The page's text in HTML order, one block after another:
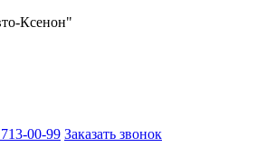
Ксенон"
00-99 Заказать звонок